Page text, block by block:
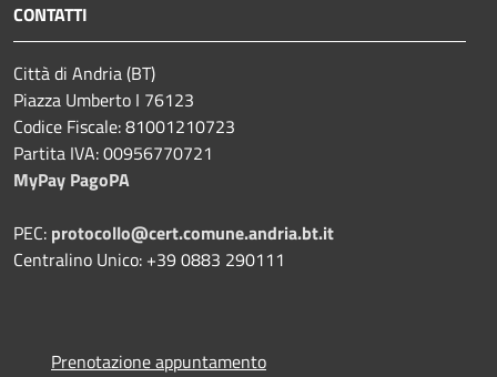
CONTATTI
Città di Andria (BT)
Piazza Umberto I 76123
Codice Fiscale: 81001210723
Partita IVA: 00956770721
MyPay PagoPA
PEC: protocollo@cert.comune.andria.bt.it
Centralino Unico: +39 0883 290111
Prenotazione appuntamento